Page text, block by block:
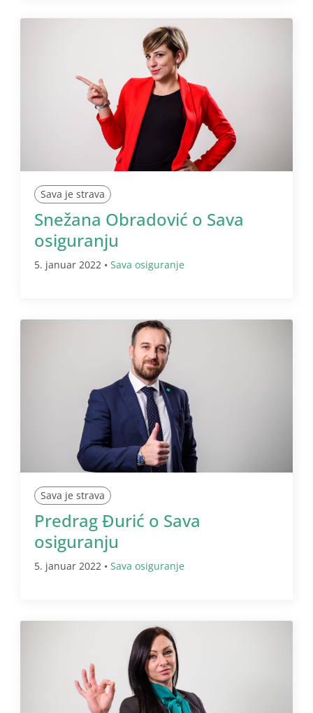
Sava je strava
Snežana Obradović o Sava
osiguranju
5. januar 2022 • Sava osiguranje
Sava je strava
Predrag Đurić o Sava
osiguranju
5. januar 2022 • Sava osiguranje